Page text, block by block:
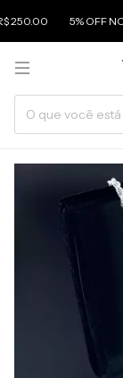
250.00 5% OFF NO